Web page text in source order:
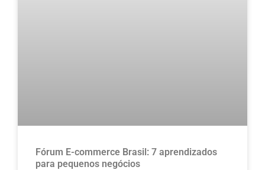
Fórum E-commerce Brasil: 7 aprendizados
para pequenos negócios